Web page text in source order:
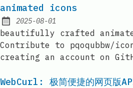
animated icons
Published:
2025-08-01
beautifully crafted
Contribute to pqoqubbw/
creating an account on
WebCurl: 极简便捷的网页版